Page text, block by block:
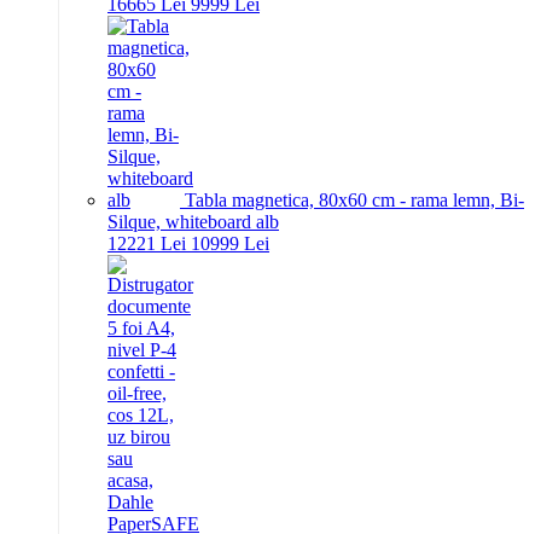
16665 Lei 9999 Lei
Tabla magnetica, 80x60 cm - rama lemn, Bi-
Silque, whiteboard alb
12221 Lei 10999 Lei